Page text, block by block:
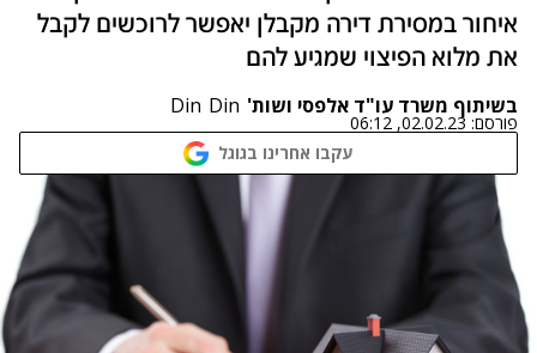
איחור במסירת דירה מקבלן יאפשר לרוכשים לקבל
את מלוא הפיצוי שמגיע להם
בשיתוף משרד עו"ד אלפסי ושות' Din
Din
פורסם: 02.02.23, 06:12
עקבו אחרינו בגוגל